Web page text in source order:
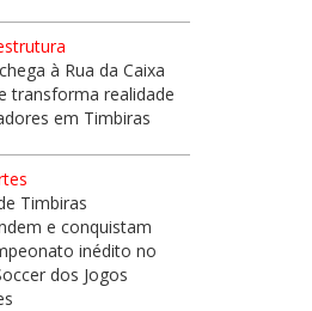
à Rua da Caixa
transforma realidade
em Timbiras
Timbiras
e conquistam
inédito no
dos Jogos